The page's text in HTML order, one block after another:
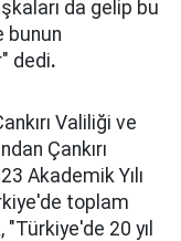
da gelip bu
bunun
dedi.
Valiliği ve
Çankırı
Akademik Yılı
toplam
20 yıl